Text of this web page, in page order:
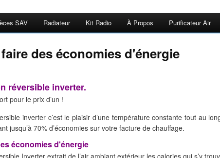
SAV Radiateur Kit Radio À Propos Purificateur Air
des économies d'énergie
réversible inverter.
pour le prix d’un !
inverter c’est le plaisir d’une température constante tout au
jusqu’à 70% d’économies sur votre facture de chauffage.
économies d'énergie
Inverter extrait de l’air ambiant extérieur les calories qui s’y